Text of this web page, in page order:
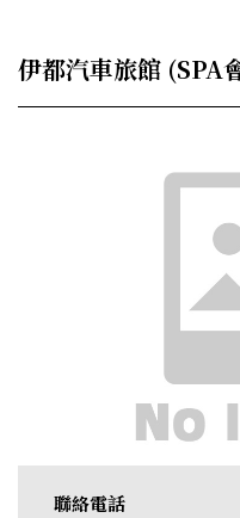
伊都汽車旅館 (SPA
聯絡電話